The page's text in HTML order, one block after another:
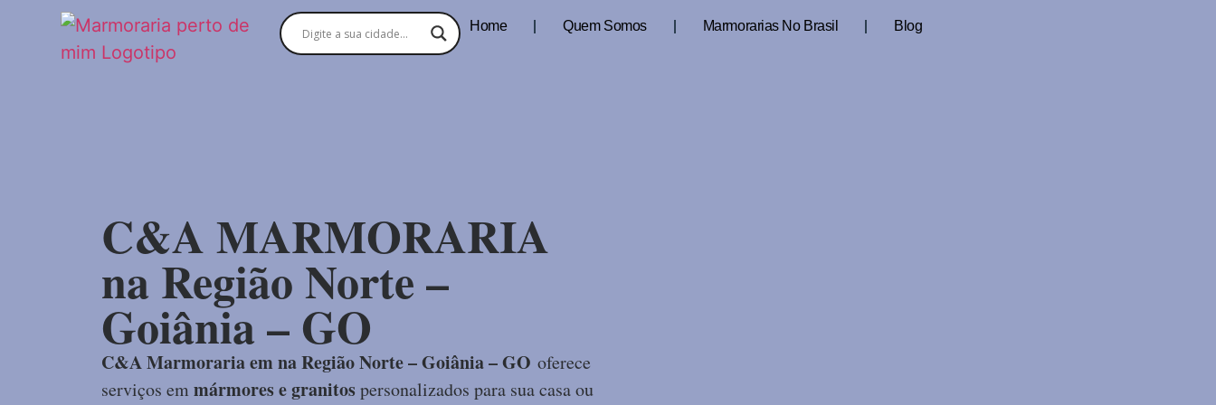
Home Quem Somos Marmorarias No Brasil Blog
C&A MARMORARIA
na Região Norte –
Goiânia – GO
C&A Marmoraria em na Região Norte – Goiânia – GO oferece
serviços emmármores e granitospersonalizados para sua casa ou